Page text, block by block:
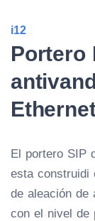
i12
Portero
El portero SIP
esta construidi
de aleación de
con el nivel de